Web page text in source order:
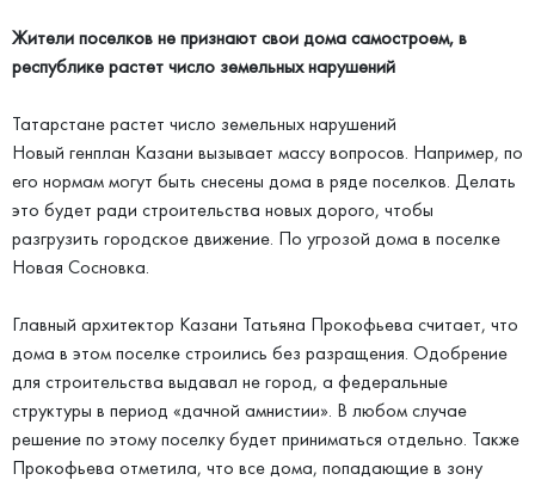
Жители поселков не признают свои дома самостроем, в
республике растет число земельных нарушений
Татарстане растет число земельных нарушений
Новый генплан Казани вызывает массу вопросов. Например, по
его нормам могут быть снесены дома в ряде поселков. Делать
это будет ради строительства новых дорого, чтобы
разгрузить городское движение. По угрозой дома в поселке
Новая Сосновка.
Главный архитектор Казани Татьяна Прокофьева считает, что
дома в этом поселке строились без разращения. Одобрение
для строительства выдавал не город, а федеральные
структуры в период «дачной амнистии». В любом случае
решение по этому поселку будет приниматься отдельно. Также
Прокофьева отметила, что все дома, попадающие в зону